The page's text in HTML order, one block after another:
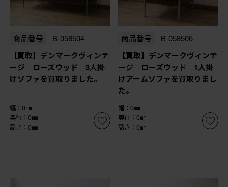
商品番号 B-058504
【買取】デンマークヴィンテ
ージ ローズウッド 3人掛
けソファを買取りました。
幅：0㎜
奥行：0㎜
高さ：0㎜
商品番号 B-058506
【買取】デンマークヴィンテ
ージ ローズウッド 1人掛
けアームソファを買取りまし
た。
幅：0㎜
奥行：0㎜
高さ：0㎜